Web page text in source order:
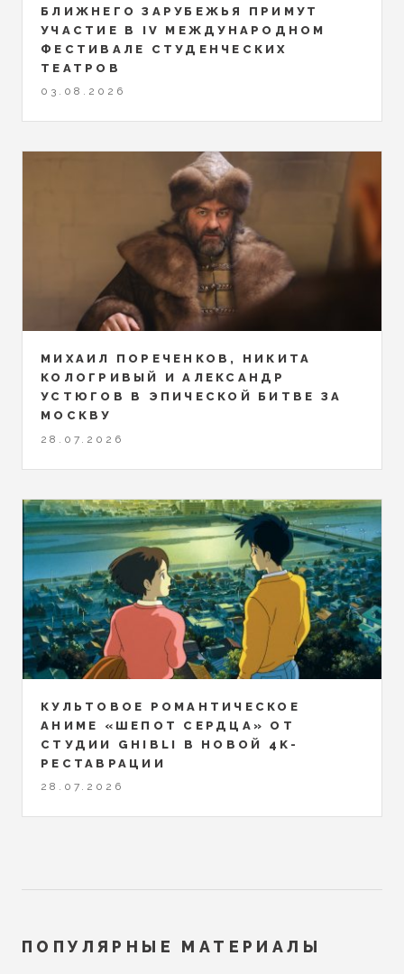
БЛИЖНЕГО ЗАРУБЕЖЬЯ ПРИМУТ
УЧАСТИЕ В IV МЕЖДУНАРОДНОМ
ФЕСТИВАЛЕ СТУДЕНЧЕСКИХ
ТЕАТРОВ
03.08.2026
МИХАИЛ ПОРЕЧЕНКОВ, НИКИТА
КОЛОГРИВЫЙ И АЛЕКСАНДР
УСТЮГОВ В ЭПИЧЕСКОЙ БИТВЕ ЗА
МОСКВУ
28.07.2026
КУЛЬТОВОЕ РОМАНТИЧЕСКОЕ
АНИМЕ «ШЕПОТ СЕРДЦА» ОТ
СТУДИИ GHIBLI В НОВОЙ 4K-
РЕСТАВРАЦИИ
28.07.2026
ПОПУЛЯРНЫЕ МАТЕРИАЛЫ